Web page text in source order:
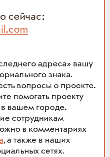
сейчас:
адреса» вашу
знака.
вопросы о проекте.
помогать проекту
в вашем городе.
сотрудникам
в комментариях
, а также в наших
сетях.